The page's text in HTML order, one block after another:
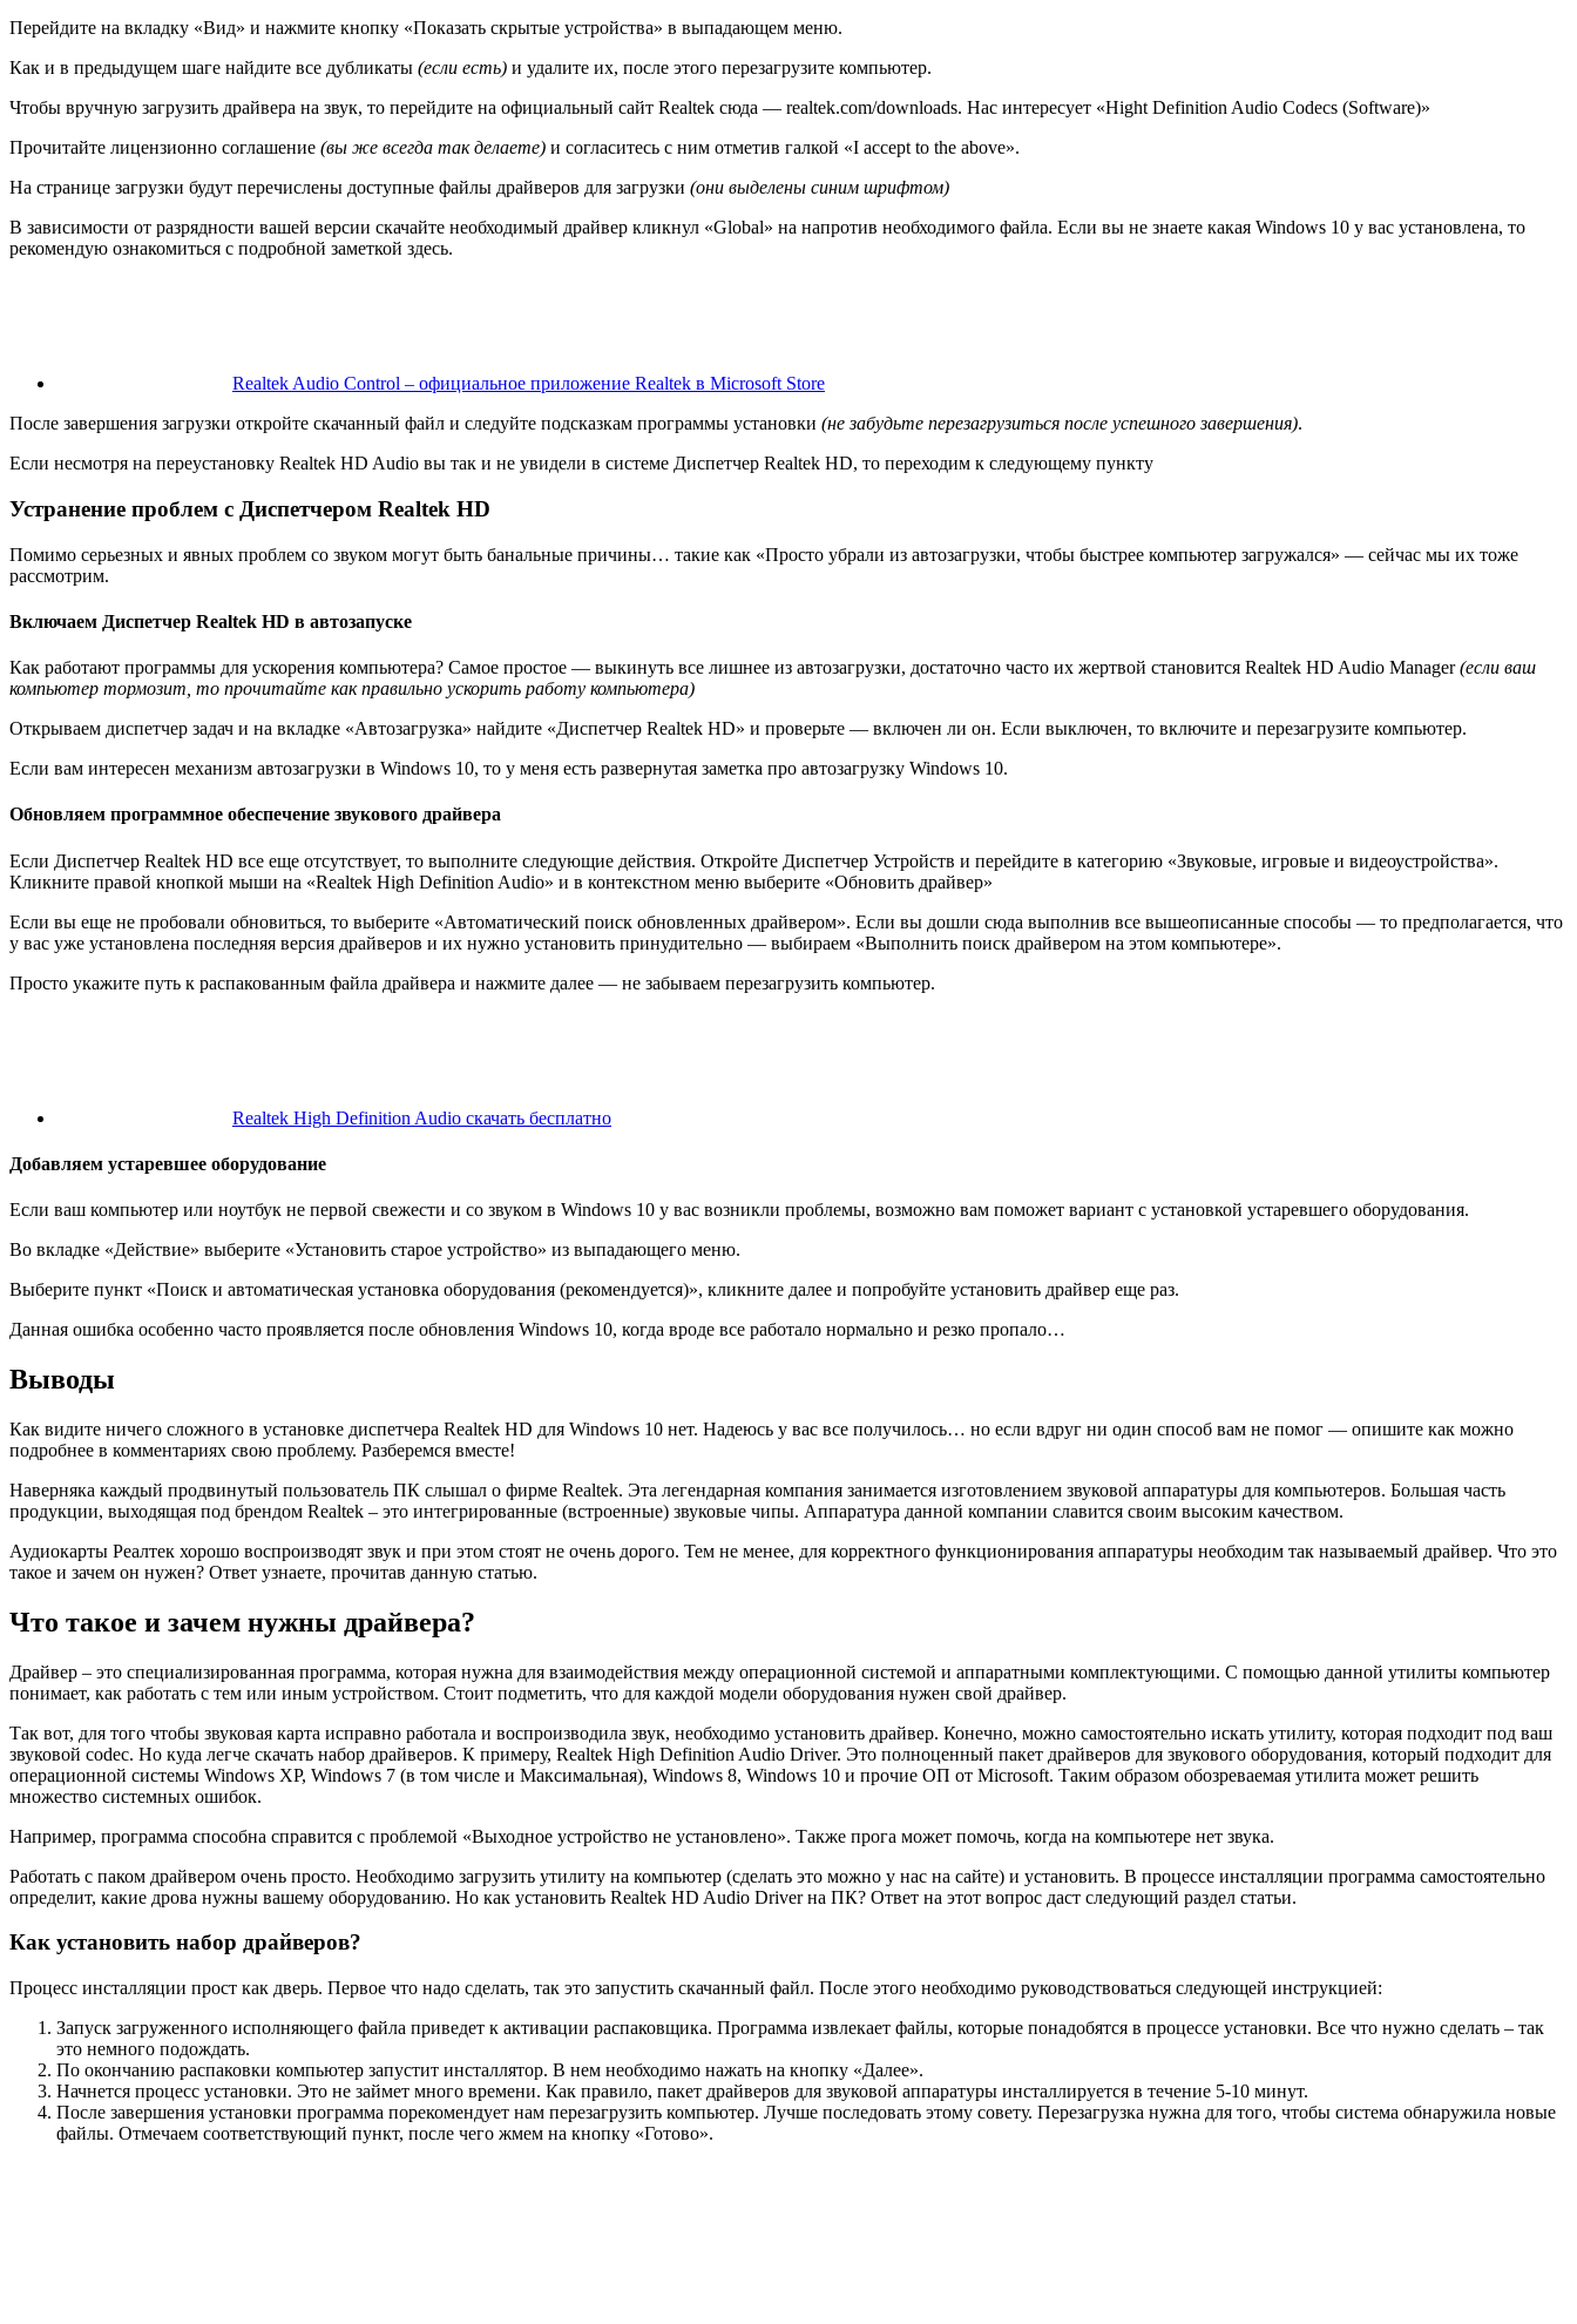
Перейдите на вкладку «Вид» и нажмите кнопку «Показать скрытые устройства» в выпадающем меню.
Как и в предыдущем шаге найдите все дубликаты (если есть) и удалите их, после этого перезагрузите компьютер.
Чтобы вручную загрузить драйвера на звук, то перейдите на официальный сайт Realtek сюда — realtek.com/downloads. Нас интересует «Hight Definition Audio Codecs (Software)»
Прочитайте лицензионно соглашение (вы же всегда так делаете) и согласитесь с ним отметив галкой «I accept to the above».
На странице загрузки будут перечислены доступные файлы драйверов для загрузки (они выделены синим шрифтом)
В зависимости от разрядности вашей версии скачайте необходимый драйвер кликнул «Global» на напротив необходимого файла. Если вы не знаете какая Windows 10 у вас установлена, то
рекомендую ознакомиться с подробной заметкой здесь.
Realtek Audio Control – официальное приложение Realtek в Microsoft Store
После завершения загрузки откройте скачанный файл и следуйте подсказкам программы установки (не забудьте перезагрузиться после успешного завершения).
Если несмотря на переустановку Realtek HD Audio вы так и не увидели в системе Диспетчер Realtek HD, то переходим к следующему пункту
Устранение проблем с Диспетчером Realtek HD
Помимо серьезных и явных проблем со звуком могут быть банальные причины… такие как «Просто убрали из автозагрузки, чтобы быстрее компьютер загружался» — сейчас мы их тоже
рассмотрим.
Включаем Диспетчер Realtek HD в автозапуске
Как работают программы для ускорения компьютера? Самое простое — выкинуть все лишнее из автозагрузки, достаточно часто их жертвой становится Realtek HD Audio Manager(если ваш
компьютер тормозит, то прочитайте как правильно ускорить работу компьютера)
Открываем диспетчер задач и на вкладке «Автозагрузка» найдите «Диспетчер Realtek HD» и проверьте — включен ли он. Если выключен, то включите и перезагрузите компьютер.
Если вам интересен механизм автозагрузки в Windows 10, то у меня есть развернутая заметка про автозагрузку Windows 10.
Обновляем программное обеспечение звукового драйвера
Если Диспетчер Realtek HD все еще отсутствует, то выполните следующие действия. Откройте Диспетчер Устройств и перейдите в категорию «Звуковые, игровые и видеоустройства».
Кликните правой кнопкой мыши на «Realtek High Definition Audio» и в контекстном меню выберите «Обновить драйвер»
Если вы еще не пробовали обновиться, то выберите «Автоматический поиск обновленных драйвером». Если вы дошли сюда выполнив все вышеописанные способы — то предполагается, что
у вас уже установлена последняя версия драйверов и их нужно установить принудительно — выбираем «Выполнить поиск драйвером на этом компьютере».
Просто укажите путь к распакованным файла драйвера и нажмите далее — не забываем перезагрузить компьютер.
Realtek High Definition Audio скачать бесплатно
Добавляем устаревшее оборудование
Если ваш компьютер или ноутбук не первой свежести и со звуком в Windows 10 у вас возникли проблемы, возможно вам поможет вариант с установкой устаревшего оборудования.
Во вкладке «Действие» выберите «Установить старое устройство» из выпадающего меню.
Выберите пункт «Поиск и автоматическая установка оборудования (рекомендуется)», кликните далее и попробуйте установить драйвер еще раз.
Данная ошибка особенно часто проявляется после обновления Windows 10, когда вроде все работало нормально и резко пропало…
Выводы
Как видите ничего сложного в установке диспетчера Realtek HD для Windows 10 нет. Надеюсь у вас все получилось… но если вдруг ни один способ вам не помог — опишите как можно
подробнее в комментариях свою проблему. Разберемся вместе!
Наверняка каждый продвинутый пользователь ПК слышал о фирме Realtek. Эта легендарная компания занимается изготовлением звуковой аппаратуры для компьютеров. Большая часть
продукции, выходящая под брендом Realtek – это интегрированные (встроенные) звуковые чипы. Аппаратура данной компании славится своим высоким качеством.
Аудиокарты Реалтек хорошо воспроизводят звук и при этом стоят не очень дорого. Тем не менее, для корректного функционирования аппаратуры необходим так называемый драйвер. Что это
такое и зачем он нужен? Ответ узнаете, прочитав данную статью.
Что такое и зачем нужны драйвера?
Драйвер – это специализированная программа, которая нужна для взаимодействия между операционной системой и аппаратными комплектующими. С помощью данной утилиты компьютер
понимает, как работать с тем или иным устройством. Стоит подметить, что для каждой модели оборудования нужен свой драйвер.
Так вот, для того чтобы звуковая карта исправно работала и воспроизводила звук, необходимо установить драйвер. Конечно, можно самостоятельно искать утилиту, которая подходит под ваш
звуковой codec. Но куда легче скачать набор драйверов. К примеру, Realtek High Definition Audio Driver. Это полноценный пакет драйверов для звукового оборудования, который подходит для
операционной системы Windows XP, Windows 7 (в том числе и Максимальная), Windows 8, Windows 10 и прочие ОП от Microsoft. Таким образом обозреваемая утилита может решить
множество системных ошибок.
Например, программа способна справится с проблемой «Выходное устройство не установлено». Также прога может помочь, когда на компьютере нет звука.
Работать с паком драйвером очень просто. Необходимо загрузить утилиту на компьютер (сделать это можно у нас на сайте) и установить. В процессе инсталляции программа самостоятельно
определит, какие дрова нужны вашему оборудованию. Но как установить Realtek HD Audio Driver на ПК? Ответ на этот вопрос даст следующий раздел статьи.
Как установить набор драйверов?
Процесс инсталляции прост как дверь. Первое что надо сделать, так это запустить скачанный файл. После этого необходимо руководствоваться следующей инструкцией:
Запуск загруженного исполняющего файла приведет к активации распаковщика. Программа извлекает файлы, которые понадобятся в процессе установки. Все что нужно сделать – так
это немного подождать.
По окончанию распаковки компьютер запустит инсталлятор. В нем необходимо нажать на кнопку «Далее».
Начнется процесс установки. Это не займет много времени. Как правило, пакет драйверов для звуковой аппаратуры инсталлируется в течение 5-10 минут.
После завершения установки программа порекомендует нам перезагрузить компьютер. Лучше последовать этому совету. Перезагрузка нужна для того, чтобы система обнаружила новые
файлы. Отмечаем соответствующий пункт, после чего жмем на кнопку «Готово».